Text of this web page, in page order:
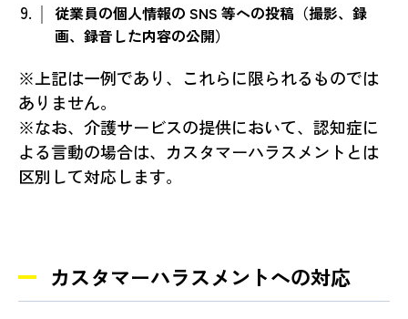
従業員の個人情報の SNS 等への投稿（撮影、録
画、録音した内容の公開）
※上記は一例であり、これらに限られるものでは
ありません。
※なお、介護サービスの提供において、認知症に
よる言動の場合は、カスタマーハラスメントとは
区別して対応します。
カスタマーハラスメントへの対応